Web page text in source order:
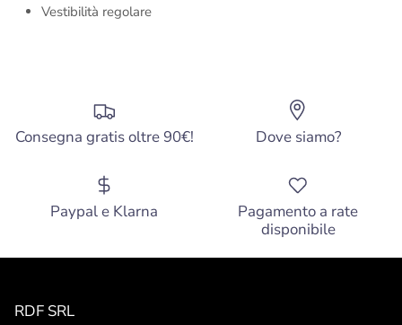
Vestibilità regolare
Consegna gratis oltre 90€! Dove siamo?
Paypal e Klarna
Pagamento a rate
disponibile
RDF SRL